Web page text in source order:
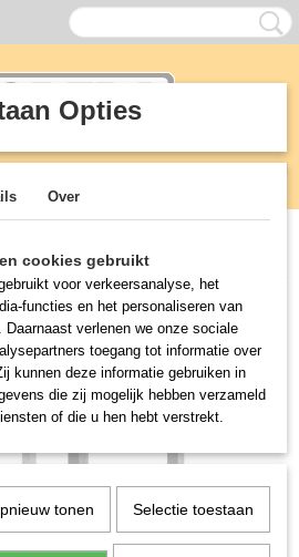
(0)
RVS tafel met lekrooster afdruiprooster
Opties
Over
cookies gebruikt
voor verkeersanalyse, het
functies en het personaliseren van
verlenen we onze sociale
toegang tot informatie over
kunnen deze informatie gebruiken in
die zij mogelijk hebben verzameld
of die u hen hebt verstrekt.
tonen Selectie toestaan